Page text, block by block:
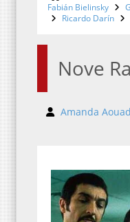
Fabián Bielinsky
Ricardo Darín
Nove
Amanda Aouad